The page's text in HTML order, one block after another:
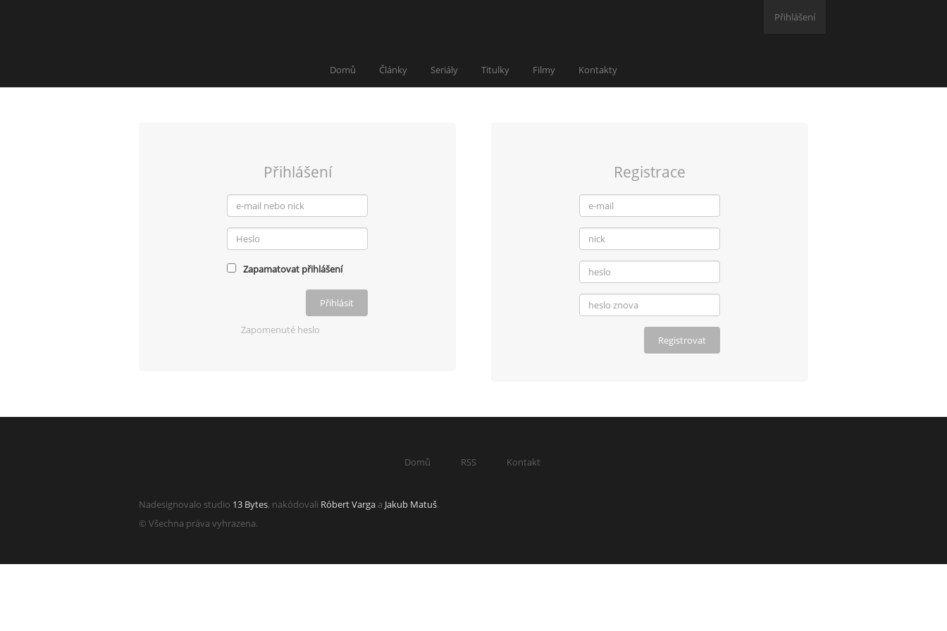
Přihlášení
Domů Články Seriály Titulky Filmy Kontakty
Přihlášení
Zapamatovat přihlášení
Zapomenuté heslo
Registrace
Domů RSS Kontakt
Nadesignovalo studio 13 Bytes, nakódovali Róbert Varga a Jakub Matuš.
© Všechna práva vyhrazena.